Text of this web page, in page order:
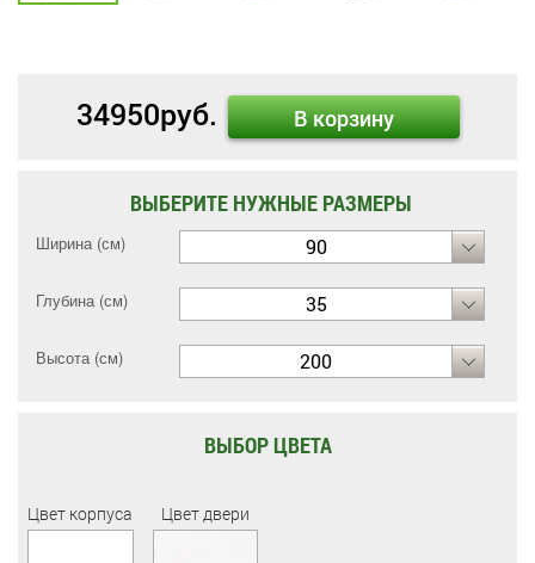
34950руб. В корзину
ВЫБЕРИТЕ НУЖНЫЕ РАЗМЕРЫ
Ширина (см) 90
Глубина (см) 35
Высота (см) 200
ВЫБОР ЦВЕТА
Цвет корпуса Цвет двери